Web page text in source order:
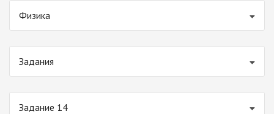
Физика
Задания
Задание 14